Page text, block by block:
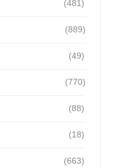
(481)
(889)
(49)
(770)
(88)
(18)
(663)